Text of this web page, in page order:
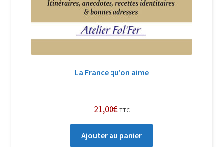
La France qu’on aime
21,00€ TTC
Ajouter au panier